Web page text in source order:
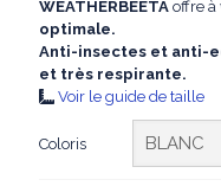
WEATHERBEETA offre à
optimale.
Anti-insectes et anti-
et très respirante.
Voir le guide de taille
Coloris